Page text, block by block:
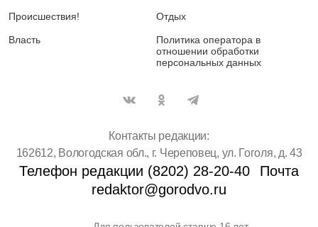
Происшествия!
Власть
Отдых
Политика оператора в
отношении обработки
персональных данных
Контакты редакции:
162612, Вологодская обл., г. Череповец, ул. Гоголя, д. 43
Телефон редакции (8202) 28-20-40
Почта
redaktor@gorodvo.ru